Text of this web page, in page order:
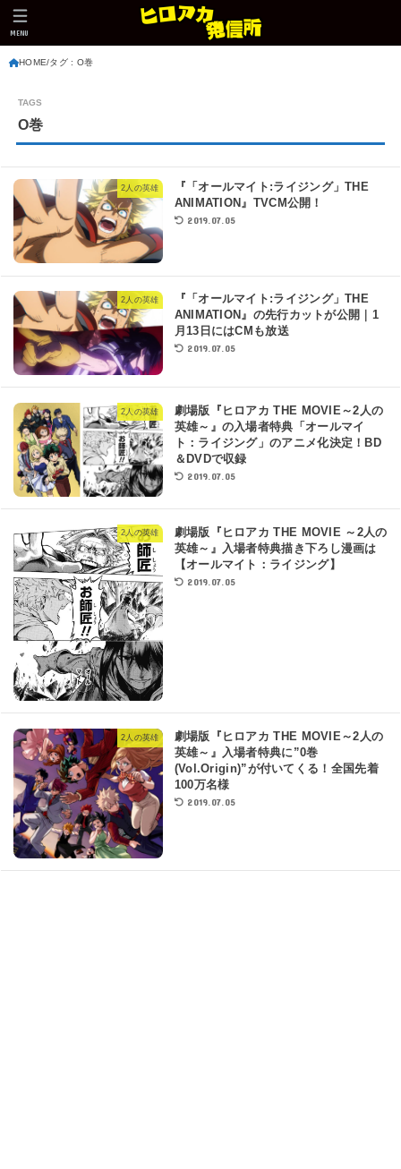
MENU
HOME タグ : O巻
O巻
2人の英雄
『「オールマイト:ライジング」THE
ANIMATION』TVCM公開！
2019.07.05
2人の英雄
『「オールマイト:ライジング」THE
ANIMATION』の先行カットが公開｜1
月13日にはCMも放送
2019.07.05
2人の英雄
劇場版『ヒロアカ THE MOVIE～2人の
英雄～』の入場者特典「オールマイ
ト：ライジング」のアニメ化決定！BD
＆DVDで収録
2019.07.05
2人の英雄
劇場版『ヒロアカ THE MOVIE ～2人の
英雄～』入場者特典描き下ろし漫画は
【オールマイト：ライジング】
2019.07.05
2人の英雄
劇場版『ヒロアカ THE MOVIE～2人の
英雄～』入場者特典に”0巻
(Vol.Origin)”が付いてくる！全国先着
100万名様
2019.07.05